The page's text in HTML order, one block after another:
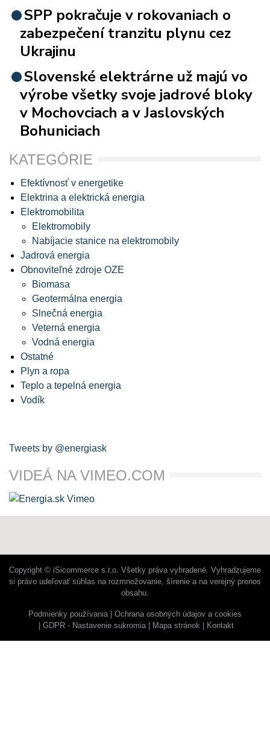
SPP pokračuje v rokovaniach o
zabezpečení tranzitu plynu cez
Ukrajinu
Slovenské elektrárne už majú vo
výrobe všetky svoje jadrové bloky
v Mochovciach a v Jaslovských
Bohuniciach
KATEGÓRIE
Efektívnosť v energetike
Elektrina a elektrická energia
Elektromobilita
Elektromobily
Nabíjacie stanice na elektromobily
Jadrová energia
Obnoviteľné zdroje OZE
Biomasa
Geotermálna energia
Slnečná energia
Veterná energia
Vodná energia
Ostatné
Plyn a ropa
Teplo a tepelná energia
Vodík
Tweets by @energiask
VIDEÁ NA VIMEO.COM
Copyright © iSicommerce s.r.o. Všetky práva vyhradené. Vyhradzujeme
si právo udeľovať súhlas na rozmnožovanie, šírenie a na verejný prenos
obsahu.
Podmienky používania
Ochrana osobných údajov a cookies
GDPR - Nastavenie sukromia
Mapa stránok Kontakt